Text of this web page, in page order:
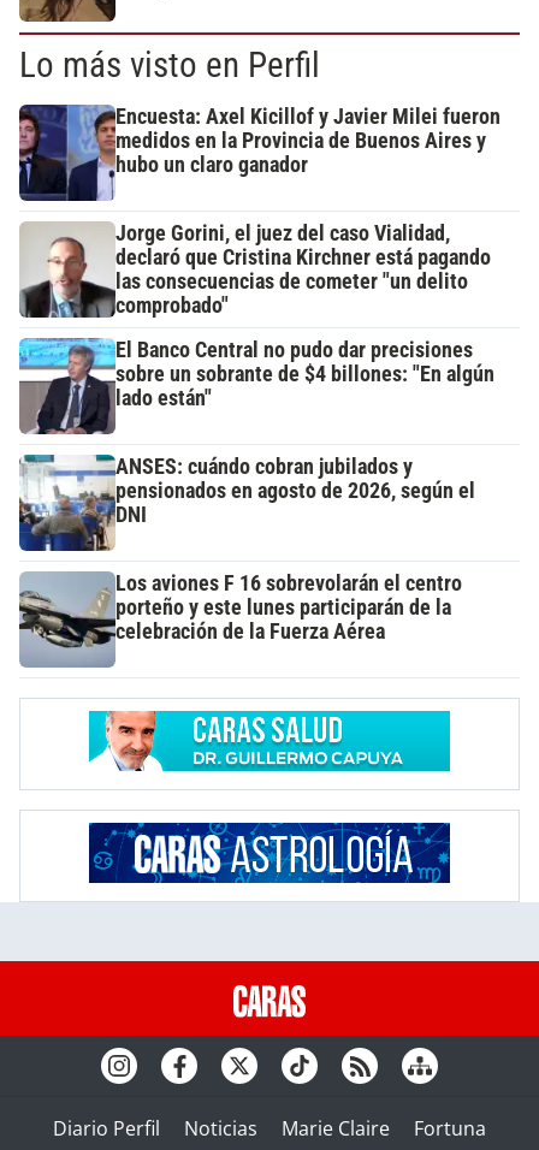
Lo más visto en Perfil
Encuesta: Axel Kicillof y Javier Milei fueron
medidos en la Provincia de Buenos Aires y
hubo un claro ganador
Jorge Gorini, el juez del caso Vialidad,
declaró que Cristina Kirchner está pagando
las consecuencias de cometer "un delito
comprobado"
El Banco Central no pudo dar precisiones
sobre un sobrante de $4 billones: "En algún
lado están"
ANSES: cuándo cobran jubilados y
pensionados en agosto de 2026, según el
DNI
Los aviones F 16 sobrevolarán el centro
porteño y este lunes participarán de la
celebración de la Fuerza Aérea
Diario Perfil Noticias Marie Claire Fortuna